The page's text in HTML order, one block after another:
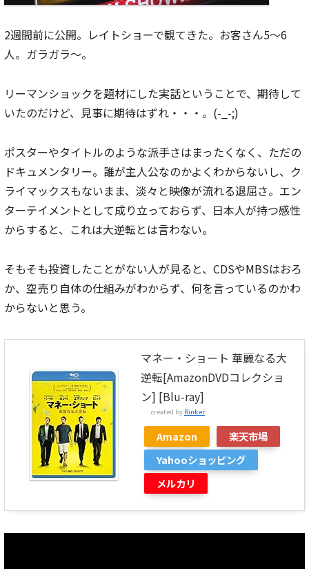
2週間前に公開。レイトショーで観てきた。お客さん5～6
人。ガラガラ～。
リーマンショックを題材にした実話ということで、期待して
いたのだけど、見事に期待はずれ・・・。(-_-;)
ポスターやタイトルのような派手さはまったくなく、ただの
ドキュメンタリー。誰が主人公なのかよくわからないし、ク
ライマックスもないまま、淡々と映像が流れる退屈さ。エン
ターテイメントとして成り立っておらず、日本人が持つ感性
からすると、これは大逆転とは言わない。
そもそも投資したことがない人が見ると、CDSやMBSはおろ
か、空売り自体の仕組みがわからず、何を言っているのかわ
からないと思う。
マネー・ショート 華麗なる大
逆転[AmazonDVDコレクショ
ン] [Blu-ray]
created by Rinker
Amazon
楽天市場
Yahooショッピング
メルカリ